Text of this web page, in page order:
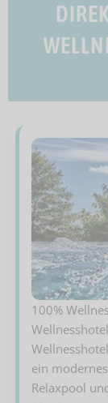
100%
ein
Relaxpool